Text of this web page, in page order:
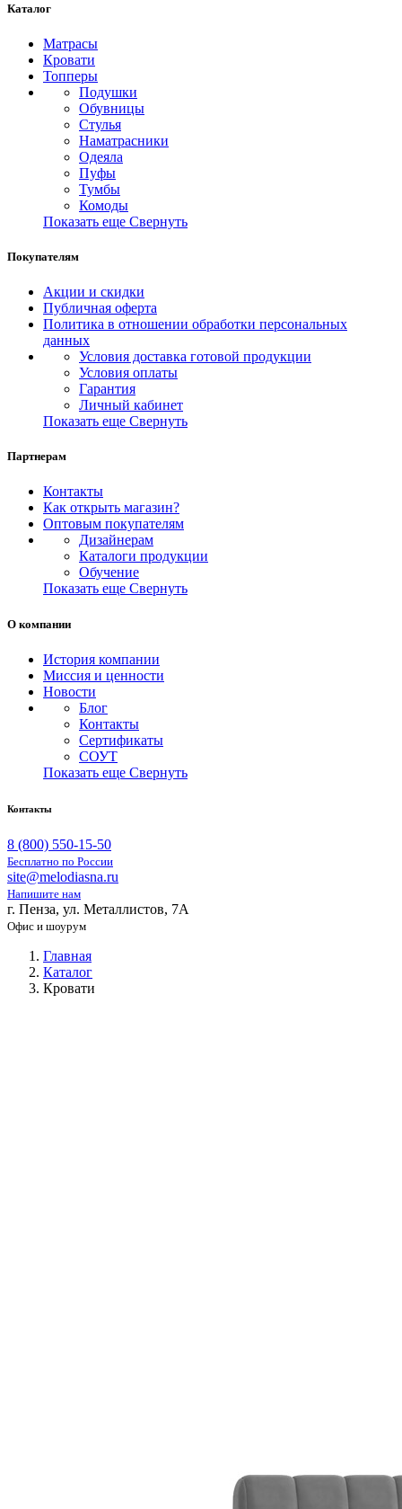
Каталог
Матрасы
Кровати
Топперы
Подушки
Обувницы
Стулья
Наматрасники
Одеяла
Пуфы
Тумбы
Комоды
Показать еще Свернуть
Покупателям
Акции и скидки
Публичная оферта
Политика в отношении обработки персональных
данных
Условия доставка готовой продукции
Условия оплаты
Гарантия
Личный кабинет
Показать еще Свернуть
Партнерам
Контакты
Как открыть магазин?
Оптовым покупателям
Дизайнерам
Каталоги продукции
Обучение
Показать еще Свернуть
О компании
История компании
Миссия и ценности
Новости
Блог
Контакты
Сертификаты
СОУТ
Показать еще Свернуть
Контакты
8 (800) 550-15-50
Бесплатно по России
site@melodiasna.ru
Напишите нам
г. Пенза, ул. Металлистов, 7А
Офис и шоурум
Главная
Каталог
Кровати